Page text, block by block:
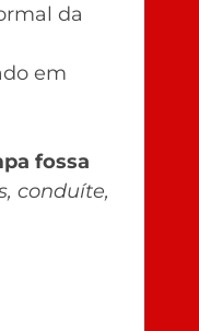
da
em
fossa
conduíte,